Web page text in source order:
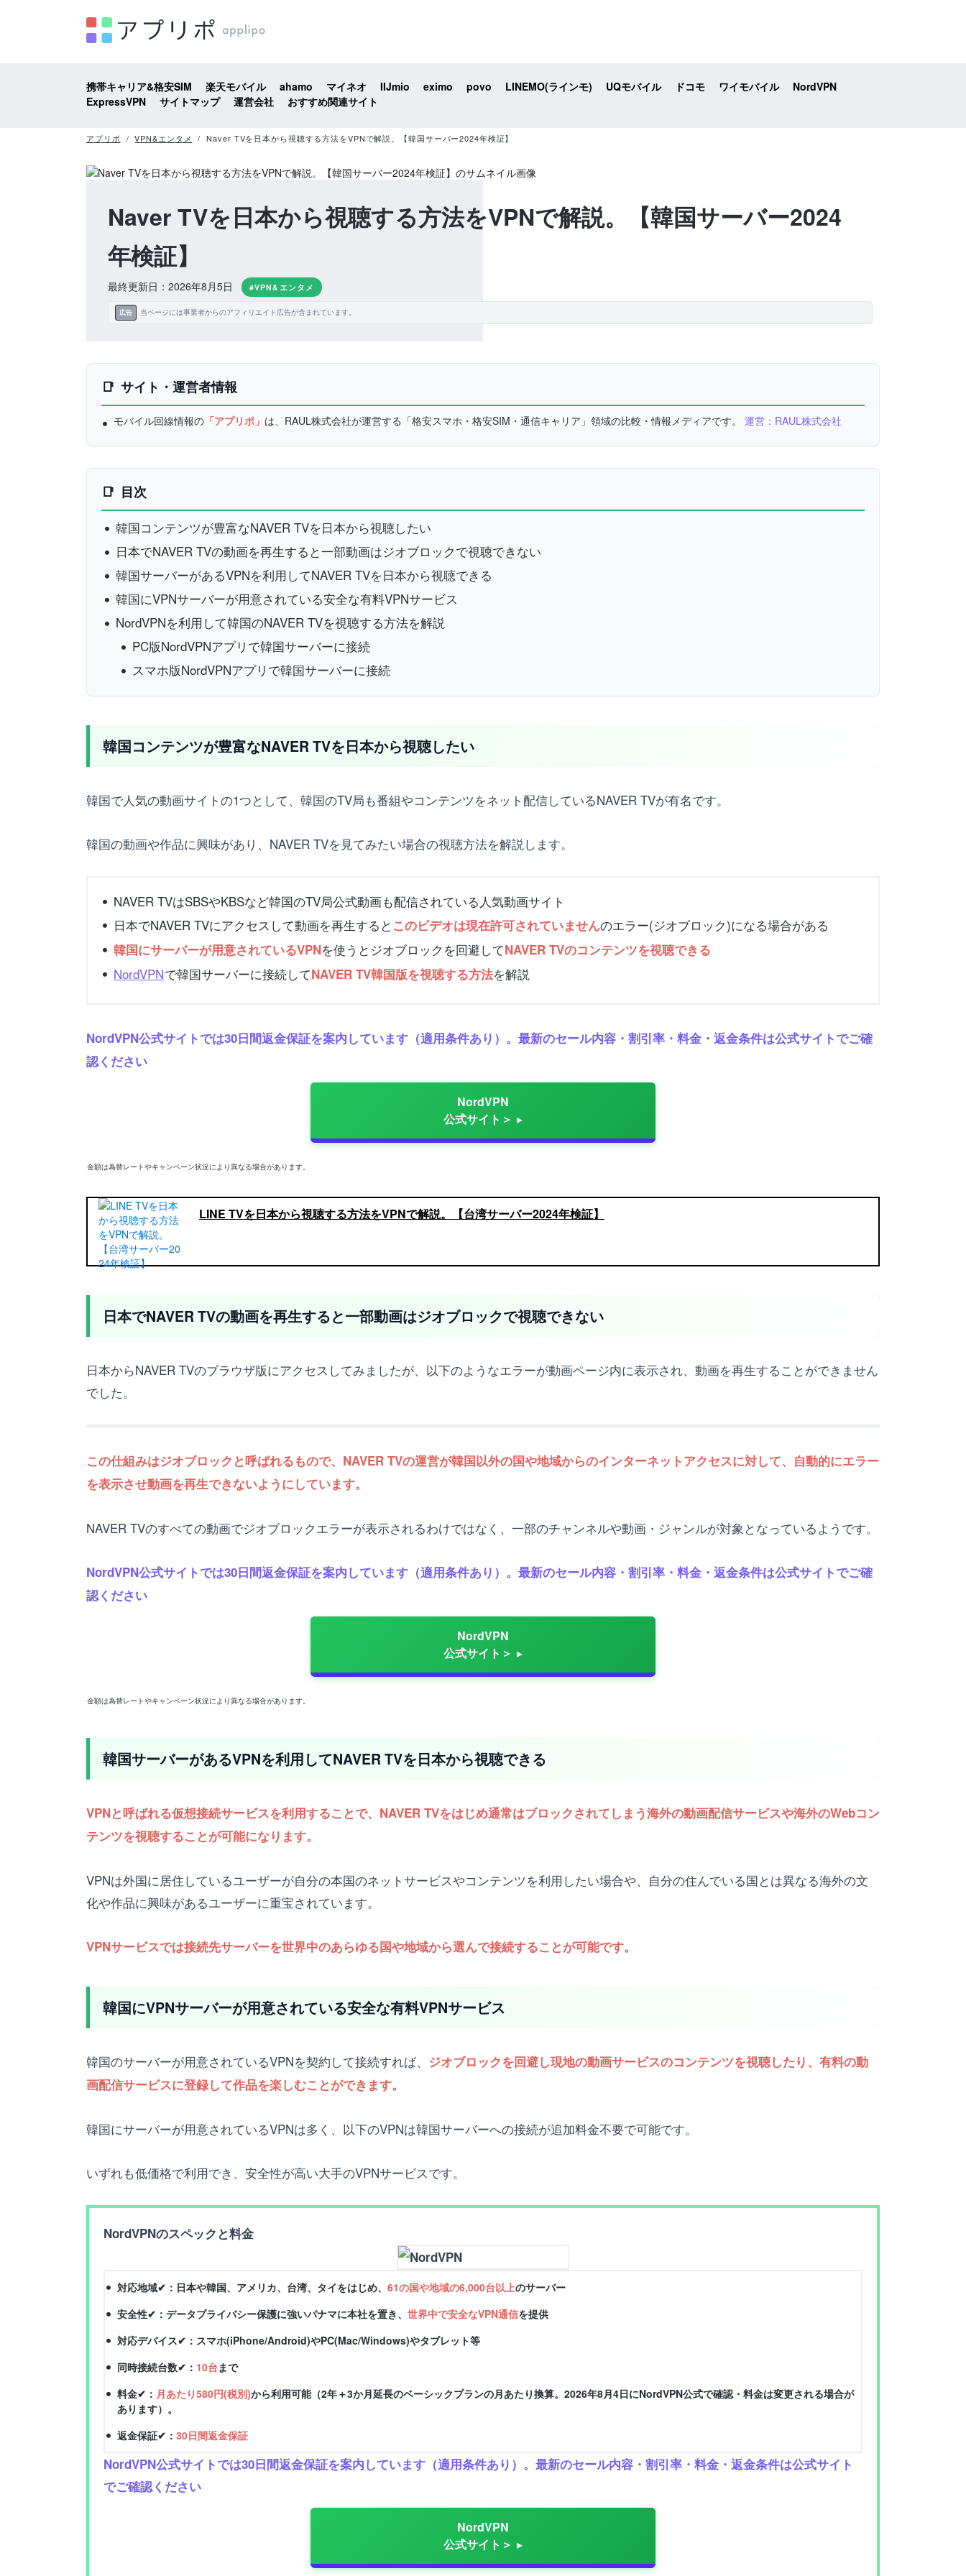
携帯キャリア&格安SIM 楽天モバイル ahamo マイネオ IIJmio eximo povo LINEMO(ラインモ) UQモバイル ドコモ ワイモバイル
NordVPN
ExpressVPN
サイトマップ 運営会社 おすすめ関連サイト
アプリポ VPN&エンタメ Naver TVを日本から視聴する方法をVPNで解説。【韓国サーバー2024年検証】
Naver TVを日本から視聴する方法をVPNで解説。【韓国サーバー2024
年検証】
最終更新日：2026年8月5日 #VPN&エンタメ
広告 当ページには事業者からのアフィリエイト広告が含まれています。
サイト・運営者情報
モバイル回線情報の 「アプリポ」 は、RAUL株式会社が運営する「格安スマホ・格安SIM・通信キャリア」領域の比較・情報メディアです。 運営：RAUL株式会社
目次
韓国コンテンツが豊富なNAVER TVを日本から視聴したい
日本でNAVER TVの動画を再生すると一部動画はジオブロックで視聴できない
韓国サーバーがあるVPNを利用してNAVER TVを日本から視聴できる
韓国にVPNサーバーが用意されている安全な有料VPNサービス
NordVPNを利用して韓国のNAVER TVを視聴する方法を解説
PC版NordVPNアプリで韓国サーバーに接続
スマホ版NordVPNアプリで韓国サーバーに接続
韓国コンテンツが豊富なNAVER TVを日本から視聴したい
韓国で人気の動画サイトの1つとして、韓国のTV局も番組やコンテンツをネット配信しているNAVER TVが有名です。
韓国の動画や作品に興味があり、NAVER TVを見てみたい場合の視聴方法を解説します。
NAVER TVはSBSやKBSなど韓国のTV局公式動画も配信されている人気動画サイト
日本でNAVER TVにアクセスして動画を再生すると このビデオは現在許可されていませんのエラー(ジオブロック)になる場合がある
韓国にサーバーが用意されているVPNを使うとジオブロックを回避してNAVER TVのコンテンツを視聴できる
NordVPNで韓国サーバーに接続してNAVER TV韓国版を視聴する方法を解説
NordVPN公式サイトでは30日間返金保証を案内しています（適用条件あり）。最新のセール内容・割引率・料金・返金条件は公式サイトでご確
認ください
NordVPN
公式サイト＞
金額は為替レートやキャンペーン状況により異なる場合があります。
LINE TVを日本から視聴する方法をVPNで解説。【台湾サーバー2024年検証】
日本でNAVER TVの動画を再生すると一部動画はジオブロックで視聴できない
日本からNAVER TVのブラウザ版にアクセスしてみましたが、以下のようなエラーが動画ページ内に表示され、動画を再生することができません
でした。
この仕組みはジオブロックと呼ばれるもので、NAVER TVの運営が韓国以外の国や地域からのインターネットアクセスに対して、自動的にエラー
を表示させ動画を再生できないようにしています。
NAVER TVのすべての動画でジオブロックエラーが表示されるわけではなく、一部のチャンネルや動画・ジャンルが対象となっているようです。
NordVPN公式サイトでは30日間返金保証を案内しています（適用条件あり）。最新のセール内容・割引率・料金・返金条件は公式サイトでご確
認ください
NordVPN
公式サイト＞
金額は為替レートやキャンペーン状況により異なる場合があります。
韓国サーバーがあるVPNを利用してNAVER TVを日本から視聴できる
VPNと呼ばれる仮想接続サービスを利用することで、NAVER TVをはじめ通常はブロックされてしまう海外の動画配信サービスや海外のWebコン
テンツを視聴することが可能になります。
VPNは外国に居住しているユーザーが自分の本国のネットサービスやコンテンツを利用したい場合や、自分の住んでいる国とは異なる海外の文
化や作品に興味があるユーザーに重宝されています。
VPNサービスでは接続先サーバーを世界中のあらゆる国や地域から選んで接続することが可能です。
韓国にVPNサーバーが用意されている安全な有料VPNサービス
韓国のサーバーが用意されているVPNを契約して接続すれば、
ジオブロックを回避し現地の動画サービスのコンテンツを視聴したり、有料の動
画配信サービスに登録して作品を楽しむことができます。
韓国にサーバーが用意されているVPNは多く、以下のVPNは韓国サーバーへの接続が追加料金不要で可能です。
いずれも低価格で利用でき、安全性が高い大手のVPNサービスです。
NordVPNのスペックと料金
対応地域✔：日本や韓国、アメリカ、台湾、タイをはじめ、 61の国や地域の6,000台以上のサーバー
安全性✔：データプライバシー保護に強いパナマに本社を置き、 世界中で安全なVPN通信を提供
対応デバイス✔：スマホ(iPhone/Android)やPC(Mac/Windows)やタブレット等
同時接続台数✔： 10台まで
料金✔： 月あたり580円(税別)から利用可能（2年＋3か月延長のベーシックプランの月あたり換算。2026年8月4日にNordVPN公式で確認・料金は変更される場合が
あります）。
返金保証✔： 30日間返金保証
NordVPN公式サイトでは30日間返金保証を案内しています（適用条件あり）。最新のセール内容・割引率・料金・返金条件は公式サイト
でご確認ください
NordVPN
公式サイト＞